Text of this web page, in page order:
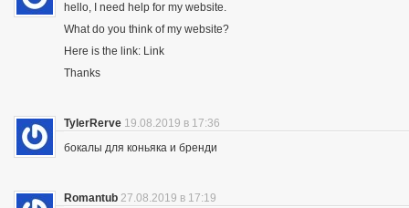
hello, I need help for my website.
What do you think of my website?
Here is the link: Link
Thanks
TylerRerve 19.08.2019 в 17:36
бокалы для коньяка и бренди
Romantub 27.08.2019 в 17:19